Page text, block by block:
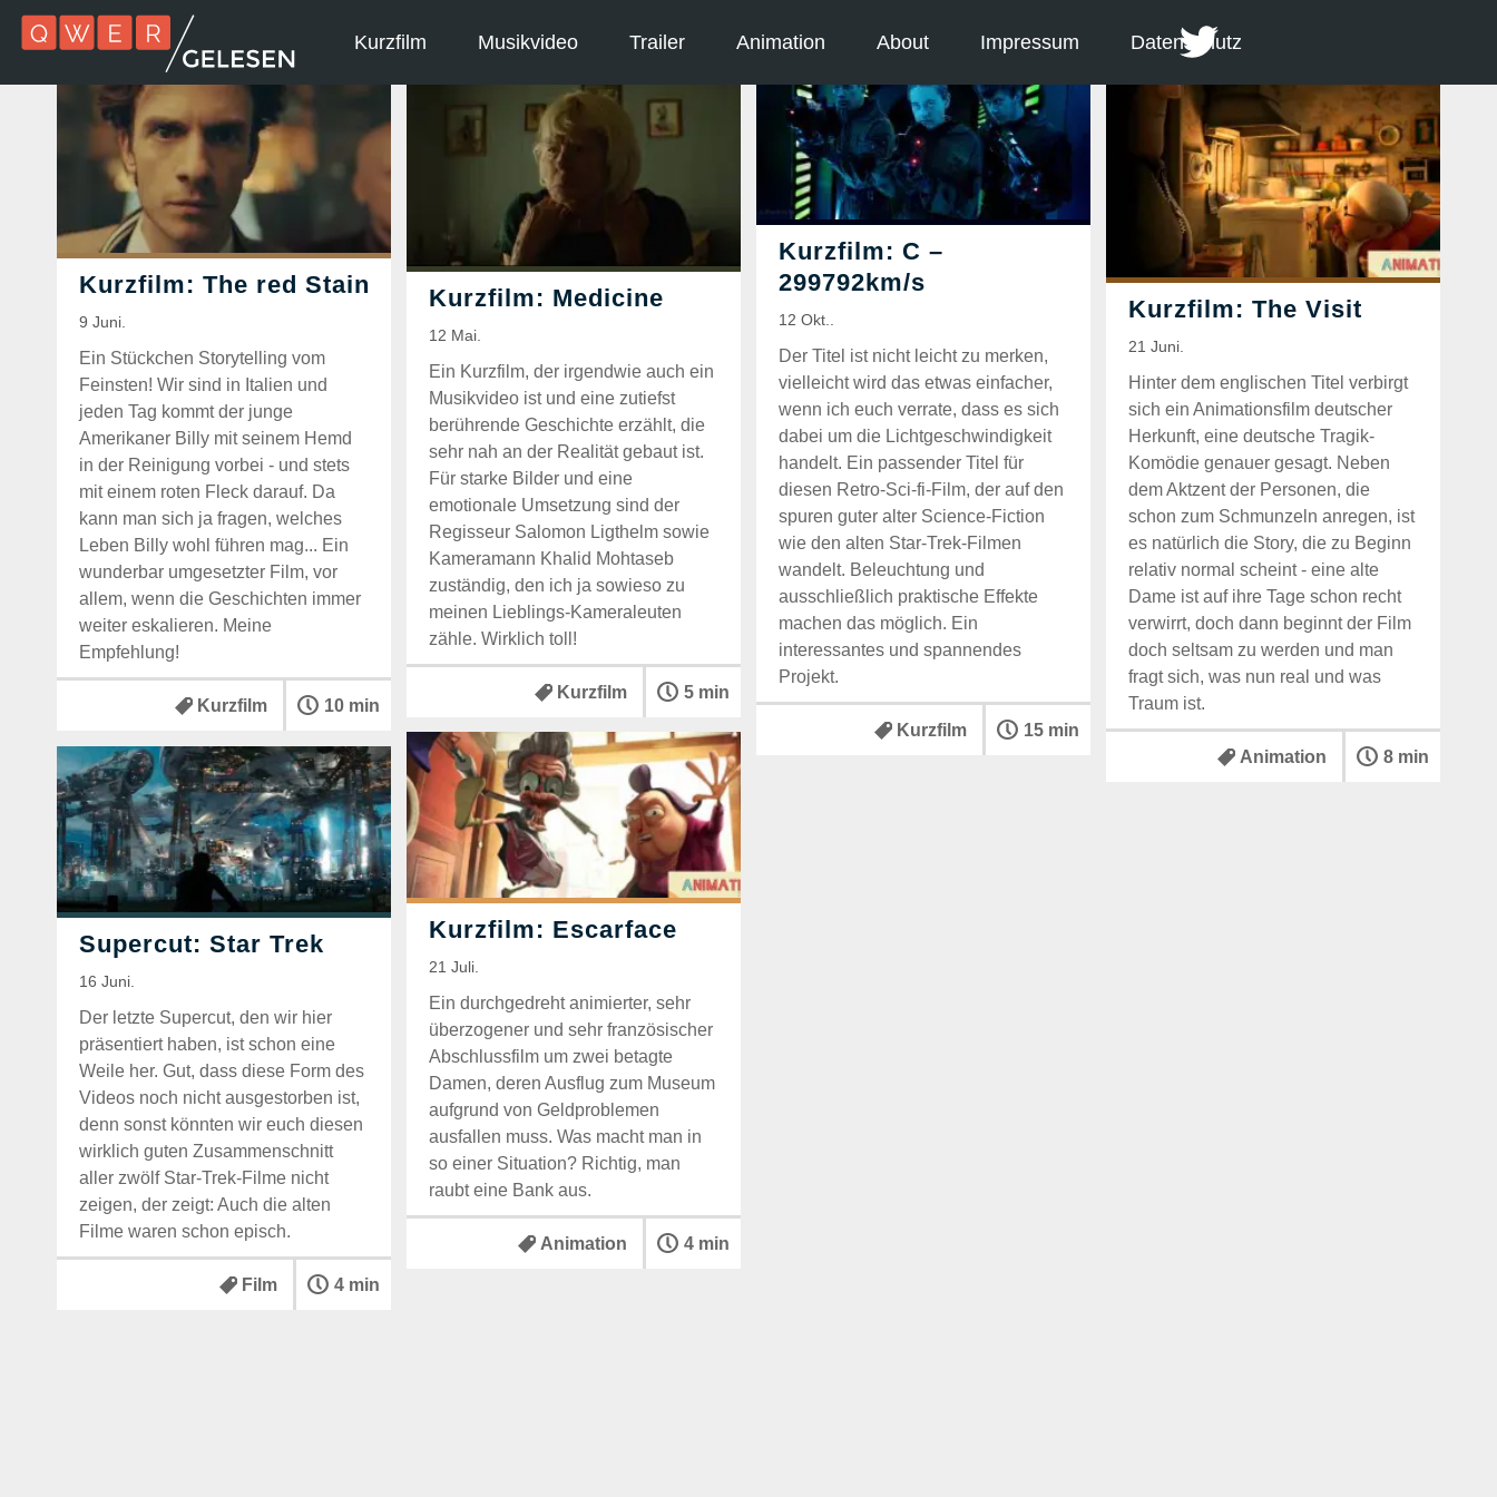
Kurzfilm Musikvideo Trailer Animation About Impressum Datenschutz
Ein Stückchen Storytelling vom
Feinsten! Wir sind in Italien und
jeden Tag kommt der junge
Amerikaner Billy mit seinem Hemd
in der Reinigung vorbei - und stets
mit einem roten Fleck darauf. Da
kann man sich ja fragen, welches
Leben Billy wohl führen mag... Ein
wunderbar umgesetzter Film, vor
allem, wenn die Geschichten immer
weiter eskalieren. Meine
Empfehlung!
Kurzfilm 10 min
Ein Kurzfilm, der irgendwie auch ein
Musikvideo ist und eine zutiefst
berührende Geschichte erzählt, die
sehr nah an der Realität gebaut ist.
Für starke Bilder und eine
emotionale Umsetzung sind der
Regisseur Salomon Ligthelm sowie
Kameramann Khalid Mohtaseb
zuständig, den ich ja sowieso zu
meinen Lieblings-Kameraleuten
zähle. Wirklich toll!
Kurzfilm 5 min
Der Titel ist nicht leicht zu merken,
vielleicht wird das etwas einfacher,
wenn ich euch verrate, dass es sich
dabei um die Lichtgeschwindigkeit
handelt. Ein passender Titel für
diesen Retro-Sci-fi-Film, der auf den
spuren guter alter Science-Fiction
wie den alten Star-Trek-Filmen
wandelt. Beleuchtung und
ausschließlich praktische Effekte
machen das möglich. Ein
interessantes und spannendes
Projekt.
Kurzfilm 15 min
Hinter dem englischen Titel verbirgt
sich ein Animationsfilm deutscher
Herkunft, eine deutsche Tragik-
Komödie genauer gesagt. Neben
dem Aktzent der Personen, die
schon zum Schmunzeln anregen, ist
es natürlich die Story, die zu Beginn
relativ normal scheint - eine alte
Dame ist auf ihre Tage schon recht
verwirrt, doch dann beginnt der Film
doch seltsam zu werden und man
fragt sich, was nun real und was
Traum ist.
Animation 8 min
Ein durchgedreht animierter, sehr
überzogener und sehr französischer
Abschlussfilm um zwei betagte
Damen, deren Ausflug zum Museum
aufgrund von Geldproblemen
ausfallen muss. Was macht man in
so einer Situation? Richtig, man
raubt eine Bank aus.
Animation 4 min
Der letzte Supercut, den wir hier
präsentiert haben, ist schon eine
Weile her. Gut, dass diese Form des
Videos noch nicht ausgestorben ist,
denn sonst könnten wir euch diesen
wirklich guten Zusammenschnitt
aller zwölf Star-Trek-Filme nicht
zeigen, der zeigt: Auch die alten
Filme waren schon episch.
Film 4 min